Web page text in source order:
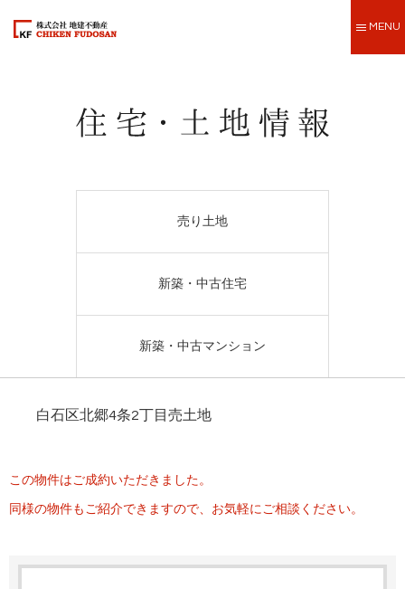
MENU
売り土地
新築・中古住宅
新築・中古マンション
白石区北郷4条2丁目売土地
この物件はご成約いただきました。
同様の物件もご紹介できますので、お気軽にご相談ください。